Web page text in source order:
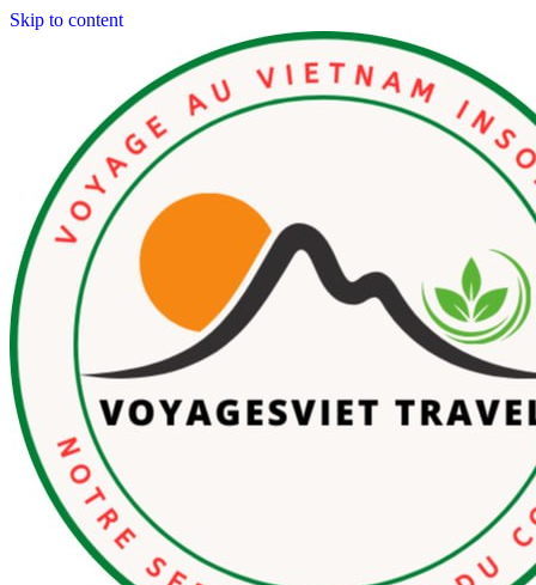
Skip to content